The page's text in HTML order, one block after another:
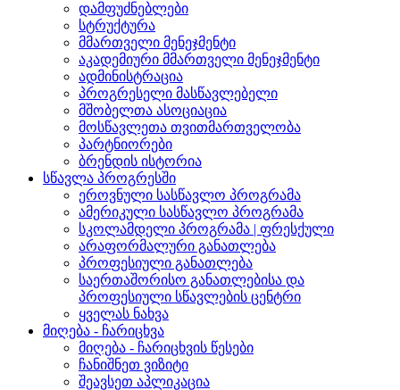
დამფუძნებლები
სტრუქტურა
მმართველი მენეჯმენტი
აკადემიური მმართველი მენეჯმენტი
ადმინისტრაცია
პროგრესელი მასწავლებელი
მშობელთა ასოციაცია
მოსწავლეთა თვითმართველობა
პარტნიორები
ბრენდის ისტორია
სწავლა პროგრესში
ეროვნული სასწავლო პროგრამა
ამერიკული სასწავლო პროგრამა
სკოლამდელი პროგრამა | ფრესქული
არაფორმალური განათლება
პროფესიული განათლება
საერთაშორისო განათლებისა და
პროფესიული სწავლების ცენტრი
ყველას ნახვა
მიღება - ჩარიცხვა
მიღება - ჩარიცხვის წესები
ჩანიშნეთ ვიზიტი
შეავსეთ აპლიკაცია